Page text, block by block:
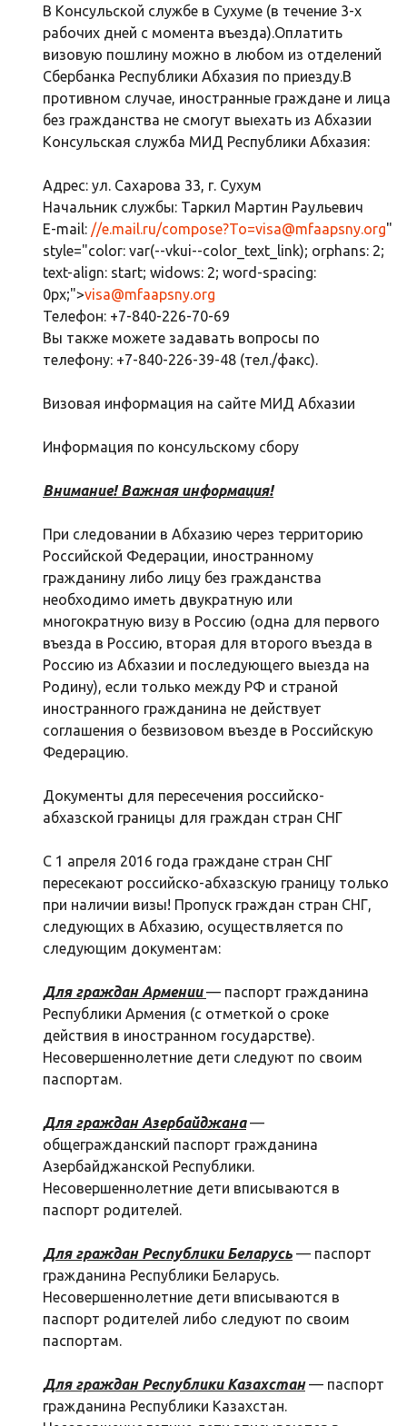
В Консульской службе в Сухуме (в течение 3-х
рабочих дней с момента въезда).Оплатить
визовую пошлину можно в любом из отделений
Сбербанка Республики Абхазия по приезду.В
противном случае, иностранные граждане и лица
без гражданства не смогут выехать из Абхазии
Консульская служба МИД Республики Абхазия:
Адрес: ул. Сахарова 33, г. Сухум
Начальник службы: Таркил Мартин Раульевич
E-mail: //e.mail.ru/compose?To=visa@mfaapsny.org"
style="color: var(--vkui--color_text_link); orphans: 2;
text-align: start; widows: 2; word-spacing:
0px;">visa@mfaapsny.org
Телефон: +7-840-226-70-69
Вы также можете задавать вопросы по
телефону: +7-840-226-39-48 (тел./факс).
Визовая информация на сайте МИД Абхазии
Информация по консульскому сбору
Внимание! Важная информация!
При следовании в Абхазию через территорию
Российской Федерации, иностранному
гражданину либо лицу без гражданства
необходимо иметь двукратную или
многократную визу в Россию (одна для первого
въезда в Россию, вторая для второго въезда в
Россию из Абхазии и последующего выезда на
Родину), если только между РФ и страной
иностранного гражданина не действует
соглашения о безвизовом въезде в Российскую
Федерацию.
Документы для пересечения российско-
абхазской границы для граждан стран СНГ
С 1 апреля 2016 года граждане стран СНГ
пересекают российско-абхазскую границу только
при наличии визы! Пропуск граждан стран СНГ,
следующих в Абхазию, осуществляется по
следующим документам:
Для граждан Армении — паспорт гражданина
Республики Армения (с отметкой о сроке
действия в иностранном государстве).
Несовершеннолетние дети следуют по своим
паспортам.
Для граждан Азербайджана—
общегражданский паспорт гражданина
Азербайджанской Республики.
Несовершеннолетние дети вписываются в
паспорт родителей.
Для граждан Республики Беларусь — паспорт
гражданина Республики Беларусь.
Несовершеннолетние дети вписываются в
паспорт родителей либо следуют по своим
паспортам.
Для граждан Республики Казахстан— паспорт
гражданина Республики Казахстан.